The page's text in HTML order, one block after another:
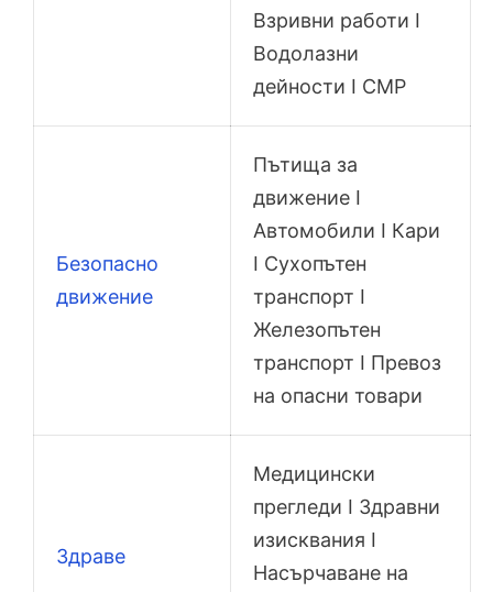
Взривни работи I
Водолазни
дейности I СМР
Безопасно
движение
Пътища за
движение I
Автомобили I Кари
I Сухопътен
транспорт I
Железопътен
транспорт I Превоз
на опасни товари
Здраве
Медицински
прегледи I Здравни
изисквания I
Насърчаване на